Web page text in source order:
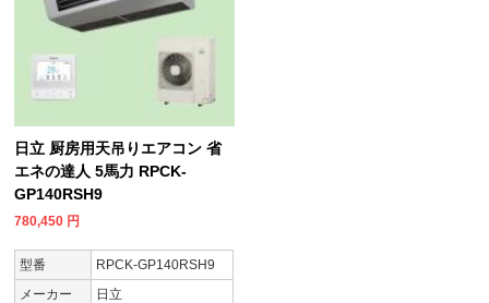
日立 厨房用天吊りエアコン 省
エネの達人 5馬力 RPCK-
GP140RSH9
780,450 円
型番
RPCK-GP140RSH9
メーカー
日立